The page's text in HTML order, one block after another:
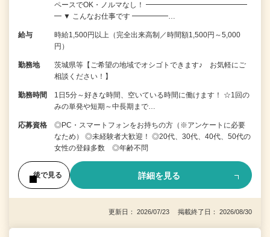
ペースでOK・ノルマなし！ ━━━━━━━━━━━━━━
━ ▼ こんなお仕事です ━━━━━…
給与
時給1,500円以上（完全出来高制／時間額1,500円～5,000
円）
勤務地
茨城県等【ご希望の地域でオシゴトできます♪ お気軽にご
相談ください！】
勤務時間
1日5分～好きな時間、空いている時間に働けます！ ☆1回の
みの単発や短期～中長期まで…
応募資格
◎PC・スマートフォンをお持ちの方（※アンケートに必要
なため） ◎未経験者大歓迎！ ◎20代、30代、40代、50代の
女性の登録多数 ◎年齢不問
後で見る 詳細を見る
更新日： 2026/07/23 掲載終了日： 2026/08/30